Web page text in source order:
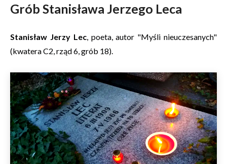
Grób Stanisława Jerzego Leca
Stanisław Jerzy Lec, poeta, autor "Myśli nieuczesanych"
(kwatera C2, rząd 6, grób 18).